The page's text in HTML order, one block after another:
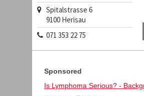
Spitalstrasse 6
9100 Herisau
071 353 22 75